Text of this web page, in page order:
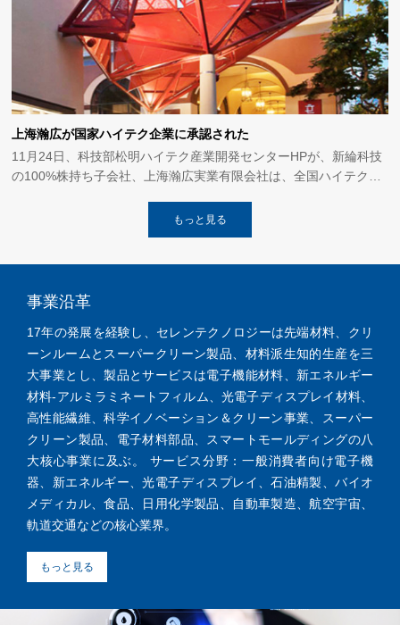
上海瀚広が国家ハイテク企業に承認された
11月24日、科技部松明ハイテク産業開発センターHPが、新綸科技
の100%株持ち子会社、上海瀚広実業有限会社は、全国ハイテク企
もっと見る
事業沿革
17年の発展を経験し、セレンテクノロジーは先端材料、クリ
ーンルームとスーパークリーン製品、材料派生知的生産を三
大事業とし、製品とサービスは電子機能材料、新エネルギー
材料-アルミラミネートフィルム、光電子ディスプレイ材料、
高性能繊維、科学イノベーション＆クリーン事業、スーパー
クリーン製品、電子材料部品、スマートモールディングの八
大核心事業に及ぶ。 サービス分野：一般消費者向け電子機
器、新エネルギー、光電子ディスプレイ、石油精製、バイオ
メディカル、食品、日用化学製品、自動車製造、航空宇宙、
軌道交通などの核心業界。
もっと見る